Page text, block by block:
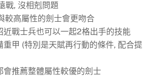
戰, 沒相剋問題
較高屬性的劍士會更吻合
近戰士兵也可以一起2格出手的技能
重甲 (特別是天賦再行動的條件, 配合提
會推薦整體屬性較優的劍士